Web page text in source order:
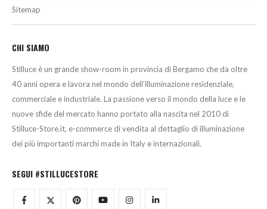
Sitemap
CHI SIAMO
Stilluce è un grande show-room in provincia di Bergamo che da oltre
40 anni opera e lavora nel mondo dell’illuminazione residenziale,
commerciale e industriale. La passione verso il mondo della luce e le
nuove sfide del mercato hanno portato alla nascita nel 2010 di
Stilluce-Store.it, e-commerce di vendita al dettaglio di illuminazione
dei più importanti marchi made in Italy e internazionali.
SEGUI #STILLUCESTORE